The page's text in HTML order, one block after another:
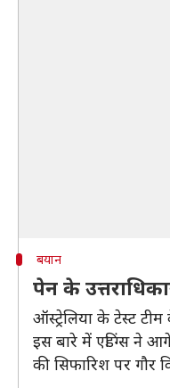
बयान
पेन के
ऑस्ट्रेलिया के टेस्ट
इस बारे में एडिंग्स ने
की सिफारिश पर गौर